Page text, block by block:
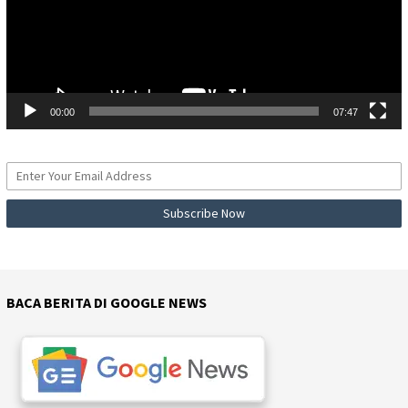
00:00 07:47
BACA BERITA DI GOOGLE NEWS